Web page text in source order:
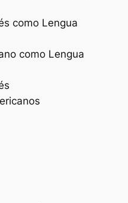
como Lengua
como Lengua